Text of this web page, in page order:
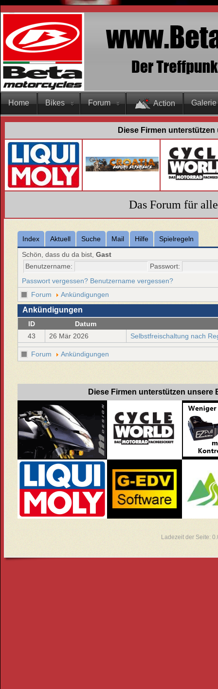
Home Bikes Forum Action Galerie
Diese Firmen
Das Forum für
Index Aktuell Suche Mail Hilfe
Spielregeln
Schön, dass du da bist,Gast
Benutzername:
Passwort:
Passwort vergessen? Benutzername vergessen?
Forum
Ankündigungen
Ankündigungen
ID
Datum
43
26 Mär 2026 Selbstfreischaltung nach
Forum Ankündigungen
Diese Firmen unterstützen unsere
Ladezeit der Seite: